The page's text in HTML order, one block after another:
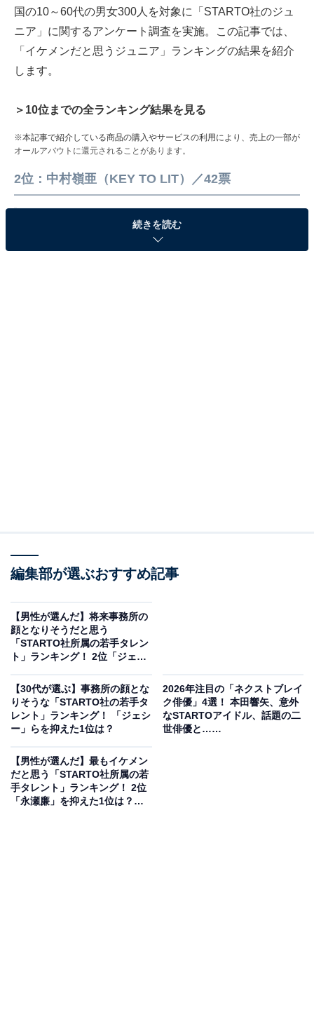
国の10～60代の男女300人を対象に「STARTO社のジュ
ニア」に関するアンケート調査を実施。この記事では、
「イケメンだと思うジュニア」ランキングの結果を紹介
します。
＞10位までの全ランキング結果を見る
※本記事で紹介している商品の購入やサービスの利用により、売上の一部が
オールアバウトに還元されることがあります。
2位：中村嶺亜（KEY TO LIT）／42票
中村嶺亜 初の個展『REIA NAKAMURA 1st
EXHIBITION ReBELiUM @ SHIBUYA』が本日より
2位は、KEY TO LITに所属する中村嶺亜さんが選ばれま
した。中村さんは、俳優としてドラマ『ゲキカラドウ』
TBS系）などに出演。ミュージカルにも多く参加し、高
い演技力を披露しています。
組で披露することも。マルチに活躍するアイドルとし
て、ファンを拡大しています。そんな中村さんは、
『Myojo』（集英社）の「ジュニア大賞 恋人にしたい部
気を得ています。
回答者からは、「あごがシャープ、小顔でスタイルがい
続きを読む
編集部が選ぶおすすめ記事
【男性が選んだ】将来事務所の
顔となりそうだと思う
「STARTO社所属の若手タレン
ト」ランキング！ 2位「ジェシ
調査】
【30代が選ぶ】事務所の顔とな
りそうな「STARTO社の若手タ
レント」ランキング！ 「ジェシ
ー」らを抑えた1位は？
2026年注目の「ネクストブレイ
ク俳優」4選！ 本田響矢、意外
なSTARTOアイドル、話題の二
世俳優と……
【男性が選んだ】最もイケメン
だと思う「STARTO社所属の若
手タレント」ランキング！ 2位
「永瀬廉」を抑えた1位は？